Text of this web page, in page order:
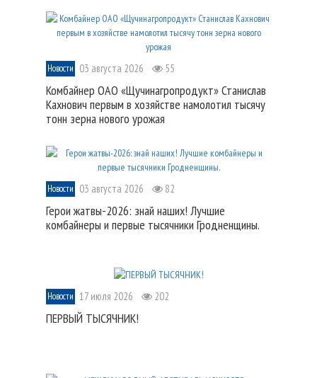
Новости 03 августа 2026 55
Комбайнер ОАО «Щучинагропродукт» Станислав
Кахнович первым в хозяйстве намолотил тысячу
тонн зерна нового урожая
Новости 03 августа 2026 82
Герои жатвы-2026: знай наших! Лучшие
комбайнеры и первые тысячники Гродненщины.
Новости 17 июля 2026 202
ПЕРВЫЙ ТЫСЯЧНИК!